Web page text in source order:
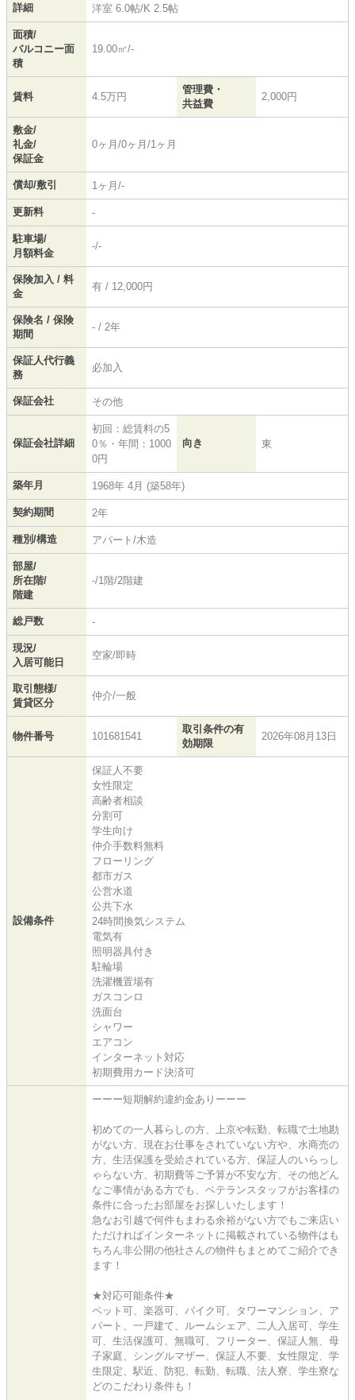
詳細
洋室 6.0帖/K 2.5帖
面積/
バルコニー面
積
19.00㎡/-
賃料 4.5万円
管理費・
共益費
2,000円
敷金/
礼金/
保証金
0ヶ月/0ヶ月/1ヶ月
償却/敷引 1ヶ月/-
更新料 -
駐車場/
月額料金
-/-
保険加入 / 料
金
有 / 12,000円
保険名 / 保険
期間
- / 2年
保証人代行義
務
必加入
保証会社 その他
保証会社詳細
初回：総賃料の5
0％・年間：1000
0円
向き 東
築年月 1968年 4月 (築58年)
契約期間 2年
種別/構造 アパート/木造
部屋/
所在階/
階建
-/1階/2階建
総戸数 -
現況/
入居可能日
空家/即時
取引態様/
賃貸区分
仲介/一般
物件番号 101681541
取引条件の有
効期限
2026年08月13日
設備条件
保証人不要
女性限定
高齢者相談
分割可
学生向け
仲介手数料無料
フローリング
都市ガス
公営水道
公共下水
24時間換気システム
電気有
照明器具付き
駐輪場
洗濯機置場有
ガスコンロ
洗面台
シャワー
エアコン
インターネット対応
初期費用カード決済可
ーーー短期解約違約金ありーーー
初めての一人暮らしの方、上京や転勤、転職で土地勘
がない方、現在お仕事をされていない方や、水商売の
方、生活保護を受給されている方、保証人のいらっし
ゃらない方、初期費等ご予算が不安な方、その他どん
なご事情がある方でも、ベテランスタッフがお客様の
条件に合ったお部屋をお探しいたします！
急なお引越で何件もまわる余裕がない方でもご来店い
ただければインターネットに掲載されている物件はも
ちろん非公開の他社さんの物件もまとめてご紹介でき
ます！
★対応可能条件★
ペット可、楽器可、バイク可、タワーマンション、ア
パート、一戸建て、ルームシェア、二人入居可、学生
可、生活保護可、無職可、フリーター、保証人無、母
子家庭、シングルマザー、保証人不要、女性限定、学
生限定、駅近、防犯、転勤、転職、法人寮、学生寮な
どのこだわり条件も！